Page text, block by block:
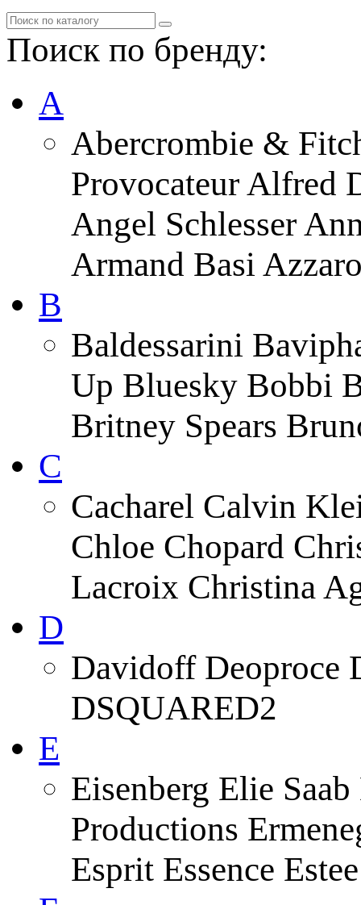
Поиск по бренду:
A
Abercrombie &
Provocateur Alfred
Angel Schlesser
Armand Basi
B
Baldessarini
Up Bluesky Bobbi
Britney Spears
C
Cacharel Calvin
Chloe Chopard
Lacroix Christina
D
Davidoff Deoproce
DSQUARED2
E
Eisenberg Elie
Productions
Esprit Essence